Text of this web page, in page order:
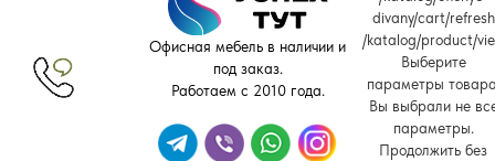
Офисная мебель в наличии и
под заказ.
Работаем с 2010 года.
divany/cart/refresh
/katalog/product/
Выберите
параметры
Вы выбрали не
параметры.
Продолжить без